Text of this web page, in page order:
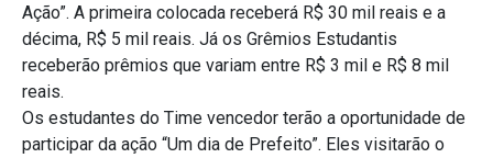
Ação”. A primeira colocada receberá R$ 30 mil reais e a
décima, R$ 5 mil reais. Já os Grêmios Estudantis
receberão prêmios que variam entre R$ 3 mil e R$ 8 mil
reais.
Os estudantes do Time vencedor terão a oportunidade de
participar da ação “Um dia de Prefeito”. Eles visitarão o